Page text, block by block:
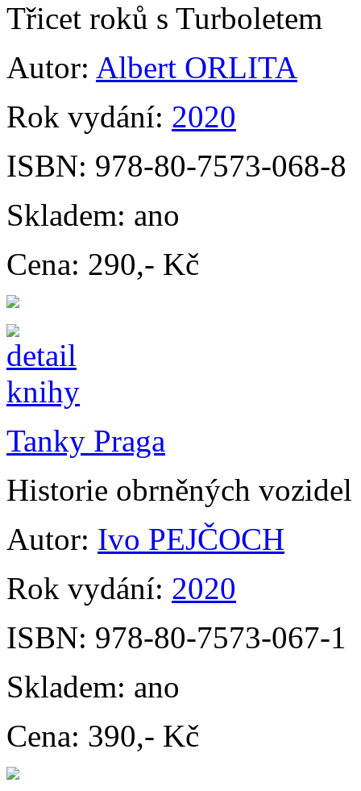
Třicet roků s Turboletem
Autor: Albert ORLITA
Rok vydání: 2020
ISBN: 978-80-7573-068-8
Skladem: ano
Cena: 290,- Kč
Tanky Praga
Historie obrněných
Autor: Ivo PEJČOCH
Rok vydání: 2020
ISBN: 978-80-7573-067-1
Skladem: ano
Cena: 390,- Kč